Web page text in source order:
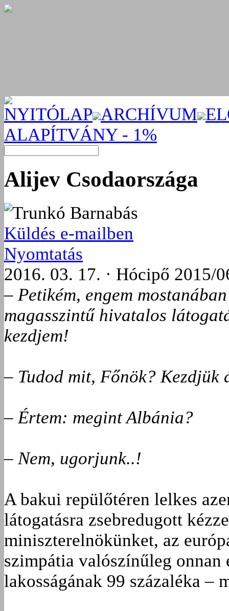
NYITÓLAP ARCHÍVUM
ALAPÍTVÁNY - 1%
Alijev Csodaországa
Trunkó Barnabás
Küldés e-mailben
Nyomtatás
2016. 03. 17. · Hócipő 2015/
– Petikém, engem
magasszintű hivatalos
kezdjem!
– Tudod mit, Főnök? Kezdjük
– Értem: megint Albánia?
– Nem, ugorjunk..!
A bakui repülőtéren lelkes
látogatásra zsebredugott
miniszterelnökünket, az
szimpátia valószínűleg onnan
lakosságának 99 százaléka –